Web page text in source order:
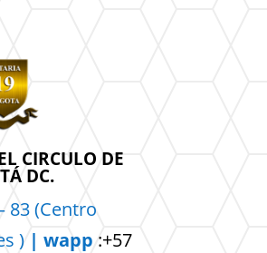
CIRCULO DE
DC.
83 (Centro
) | wapp :+57